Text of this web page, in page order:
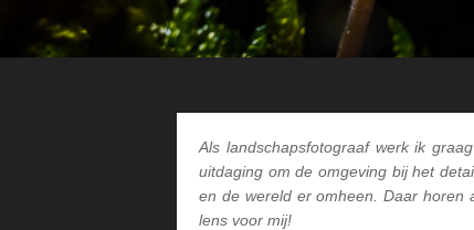
Als landschapsfotograaf werk ik
uitdaging om de omgeving bij het
en de wereld er omheen. Daar horen
lens voor mij!